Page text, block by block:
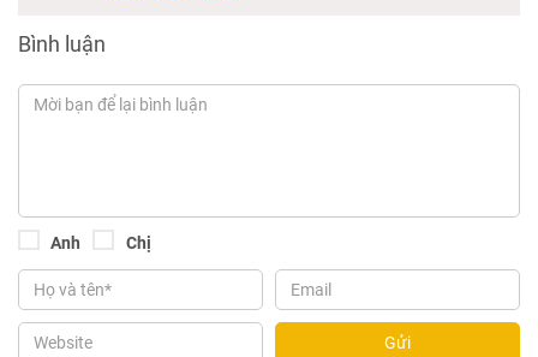
Bình luận
Anh Chị
Gửi